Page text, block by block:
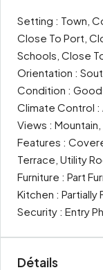
Setting : Town,
Close To Port,
Schools, Close
Orientation :
Condition : Good.
Climate Control :
Views :
Features :
Terrace, Utility
Furniture : Part
Kitchen : Partially
Security : Entry
Détails